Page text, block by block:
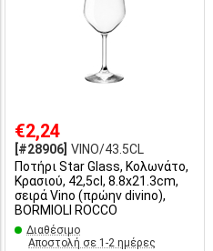
€2,24
[#28906] VINO/43.5CL
Ποτήρι Star Glass, Κολωνάτο,
Κρασιού, 42,5cl, 8.8x21.3cm,
σειρά Vino (πρώην divino),
BORMIOLI ROCCO
Διαθέσιμο
Αποστολή σε 1-2 ημέρες